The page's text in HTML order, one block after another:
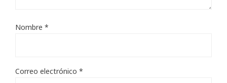
Nombre *
Correo electrónico *